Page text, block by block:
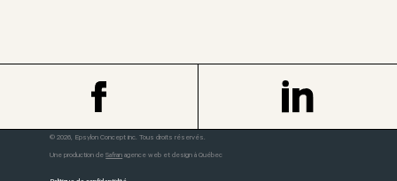
© 2026, Epsylon Concept inc. Tous droits réservés.
Une production deSafran agence web et design à Québec